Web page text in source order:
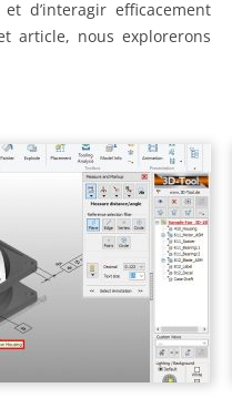
d’interagir efficacement
article, nous explorerons